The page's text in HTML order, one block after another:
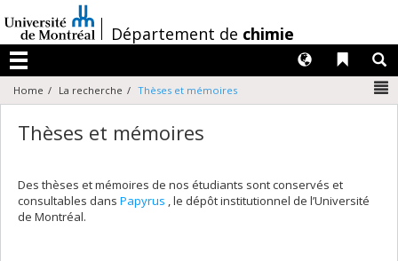
au
contenu
/Département de chimie
Menu
Liens
Langues
Home La recherche Thèses et mémoires
Thèses et mémoires
Des thèses et mémoires de nos étudiants sont conservés et
consultables dans Papyrus , le dépôt institutionnel de l’Université
de Montréal.